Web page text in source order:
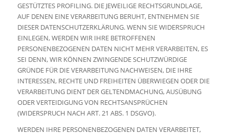
GESTÜTZTES PROFILING. DIE JEWEILIGE RECHTSGRUNDLAGE,
AUF DENEN EINE VERARBEITUNG BERUHT, ENTNEHMEN SIE
DIESER DATENSCHUTZERKLÄRUNG. WENN SIE WIDERSPRUCH
EINLEGEN, WERDEN WIR IHRE BETROFFENEN
PERSONENBEZOGENEN DATEN NICHT MEHR VERARBEITEN, ES
SEI DENN, WIR KÖNNEN ZWINGENDE SCHUTZWÜRDIGE
GRÜNDE FÜR DIE VERARBEITUNG NACHWEISEN, DIE IHRE
INTERESSEN, RECHTE UND FREIHEITEN ÜBERWIEGEN ODER DIE
VERARBEITUNG DIENT DER GELTENDMACHUNG, AUSÜBUNG
ODER VERTEIDIGUNG VON RECHTSANSPRÜCHEN
(WIDERSPRUCH NACH ART. 21 ABS. 1 DSGVO).
WERDEN IHRE PERSONENBEZOGENEN DATEN VERARBEITET,